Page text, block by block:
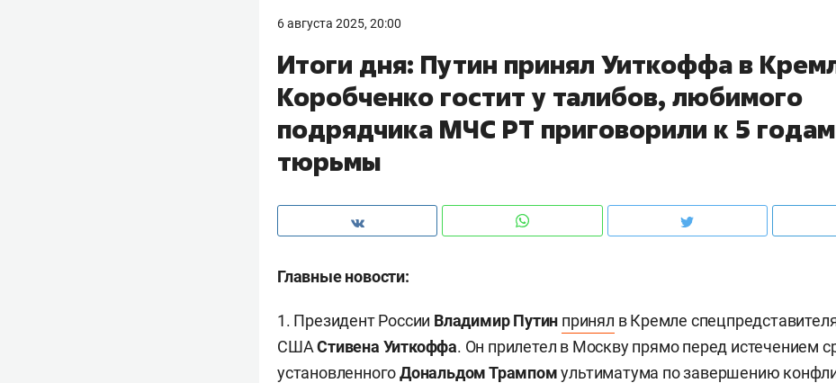
6 августа 2025, 20:00
Итоги дня: Путин принял Уиткоффа в
Коробченко гостит у талибов, любимого
подрядчика МЧС РТ приговорили к 5 годам
тюрьмы
Главные новости:
1. Президент России Владимир Путин принял в Кремле
СШАСтивена Уиткоффа. Он прилетел в Москву прямо перед истечением
установленногоДональдом Трампомультиматума по завершению